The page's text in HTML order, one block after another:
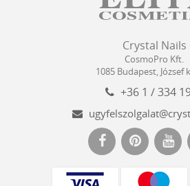
Nails
Kft.
Crystal Nails
CosmoPro Kft.
1085 Budapest, József
+36 1 / 334